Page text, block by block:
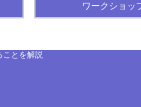
ワークショッ
ことを解説